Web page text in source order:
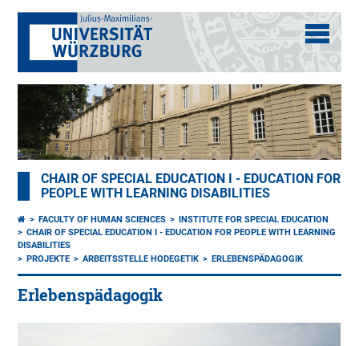
CHAIR OF SPECIAL EDUCATION I - EDUCATION FOR
PEOPLE WITH LEARNING DISABILITIES
FACULTY OF HUMAN SCIENCES
INSTITUTE FOR SPECIAL EDUCATION
CHAIR OF SPECIAL EDUCATION I - EDUCATION FOR PEOPLE WITH LEARNING
DISABILITIES
PROJEKTE
ARBEITSSTELLE HODEGETIK ERLEBENSPÄDAGOGIK
Erlebenspädagogik